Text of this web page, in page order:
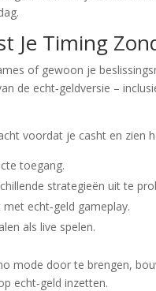
Je Timing
of gewoon je
de echt‑geldversie –
voordat je casht en zien
toegang.
strategieën uit te
echt‑geld gameplay.
als live spelen.
mode door te brengen,
echt‑geld inzetten.